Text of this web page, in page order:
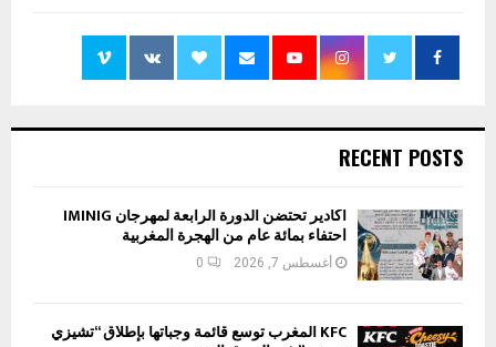
RECENT POSTS
أكادير تحتضن الدورة الرابعة لمهرجان IMINIG
احتفاء بمائة عام من الهجرة المغربية
أغسطس 7, 2026 0
KFC المغرب توسع قائمة وجباتها بإطلاق “تشيزي